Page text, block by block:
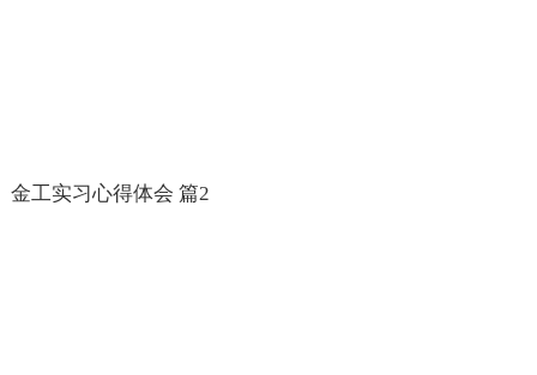
金工实习心得体会 篇2